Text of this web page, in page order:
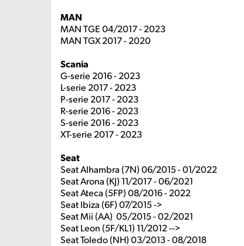
MAN
MAN TGE 04/2017 - 2023
MAN TGX 2017 - 2020
Scania
G-serie 2016 - 2023
L-serie 2017 - 2023
P-serie 2017 - 2023
R-serie 2016 - 2023
S-serie 2016 - 2023
XT-serie 2017 - 2023
Seat
Seat Alhambra (7N) 06/2015 - 01/2022
Seat Arona (KJ) 11/2017 - 06/2021
Seat Ateca (5FP) 08/2016 - 2022
Seat Ibiza (6F) 07/2015 ->
Seat Mii (AA) 05/2015 - 02/2021
Seat Leon (5F/KL1) 11/2012 -->
Seat Toledo (NH) 03/2013 - 08/2018